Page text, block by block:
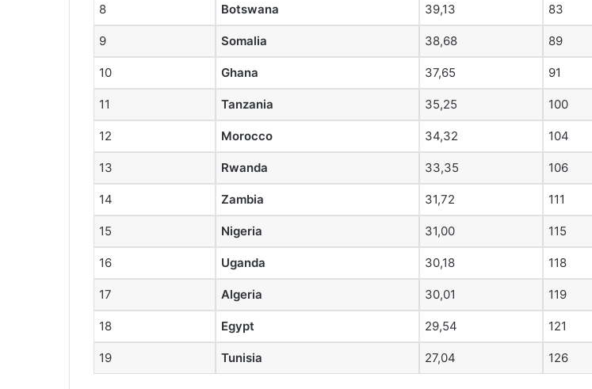
8 Botswana 39,13 83
9 Somalia 38,68 89
10 Ghana 37,65 91
11 Tanzania 35,25 100
12 Morocco 34,32 104
13 Rwanda 33,35 106
14 Zambia 31,72 111
15 Nigeria 31,00 115
16 Uganda 30,18 118
17 Algeria 30,01 119
18 Egypt 29,54 121
19 Tunisia 27,04 126